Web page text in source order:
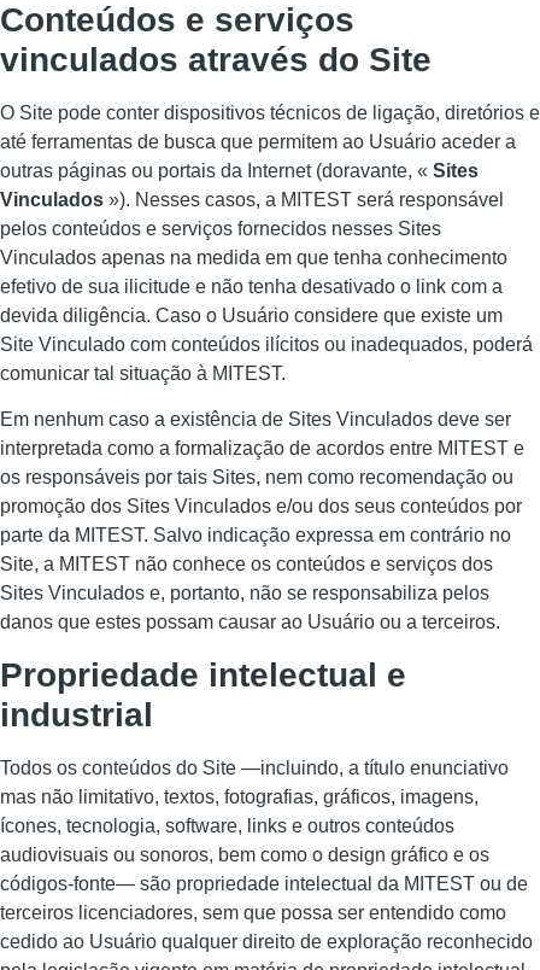
Conteúdos e serviços
vinculados através do Site
O Site pode conter dispositivos técnicos de ligação, diretórios e
até ferramentas de busca que permitem ao Usuário aceder a
outras páginas ou portais da Internet (doravante, « Sites
Vinculados »). Nesses casos, a MITEST será responsável
pelos conteúdos e serviços fornecidos nesses Sites
Vinculados apenas na medida em que tenha conhecimento
efetivo de sua ilicitude e não tenha desativado o link com a
devida diligência. Caso o Usuário considere que existe um
Site Vinculado com conteúdos ilícitos ou inadequados, poderá
comunicar tal situação à MITEST.
Em nenhum caso a existência de Sites Vinculados deve ser
interpretada como a formalização de acordos entre MITEST e
os responsáveis por tais Sites, nem como recomendação ou
promoção dos Sites Vinculados e/ou dos seus conteúdos por
parte da MITEST. Salvo indicação expressa em contrário no
Site, a MITEST não conhece os conteúdos e serviços dos
Sites Vinculados e, portanto, não se responsabiliza pelos
danos que estes possam causar ao Usuário ou a terceiros.
Propriedade intelectual e
industrial
Todos os conteúdos do Site —incluindo, a título enunciativo
mas não limitativo, textos, fotografias, gráficos, imagens,
ícones, tecnologia, software, links e outros conteúdos
audiovisuais ou sonoros, bem como o design gráfico e os
códigos-fonte— são propriedade intelectual da MITEST ou de
terceiros licenciadores, sem que possa ser entendido como
cedido ao Usuário qualquer direito de exploração reconhecido